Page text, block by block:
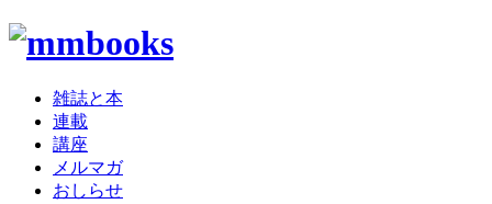
雑誌と本
連載
講座
メルマガ
おしらせ